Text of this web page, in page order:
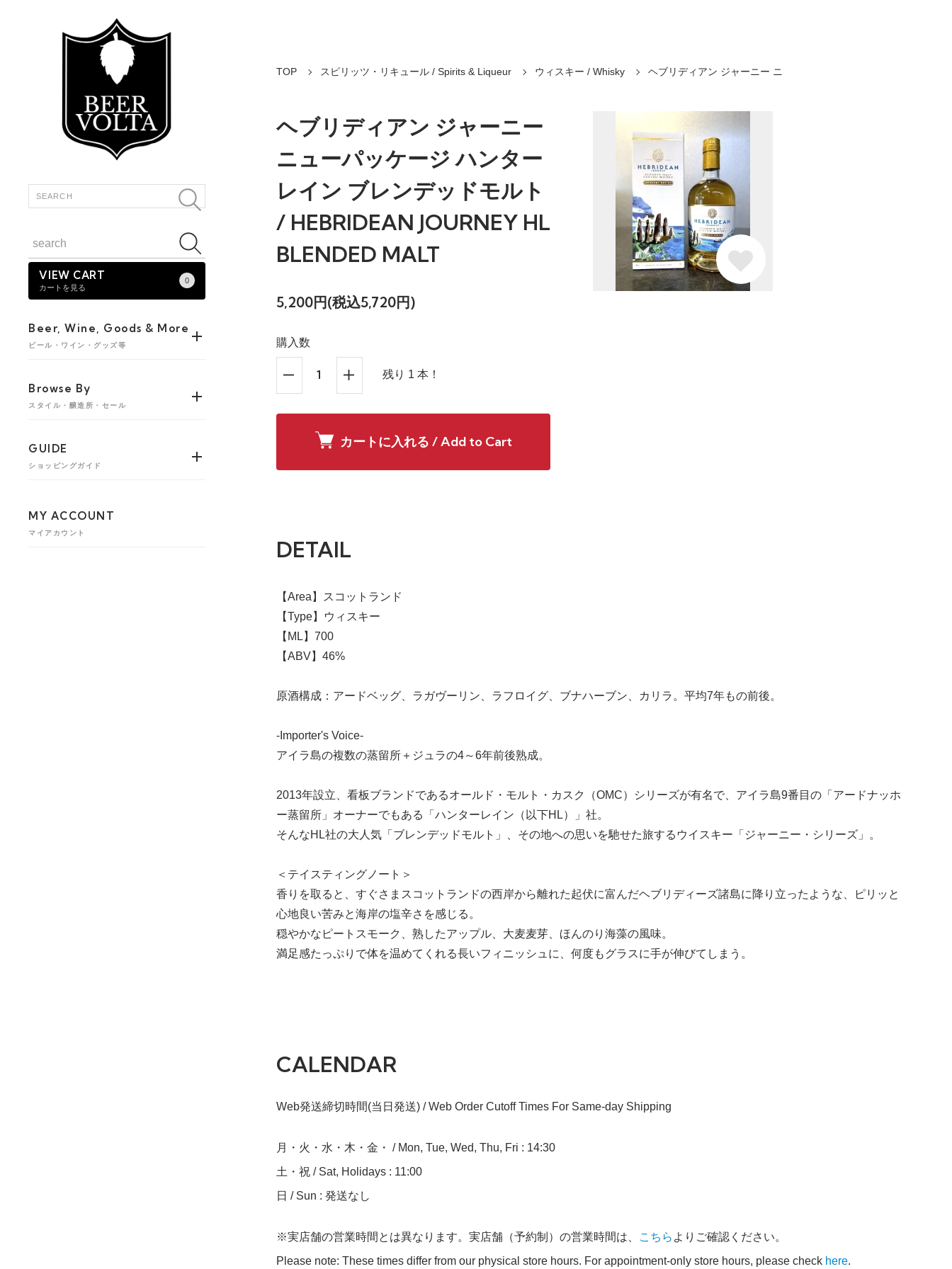
VIEW CART
カートを見る
0
Beer, Wine, Goods & More
ビール・ワイン・グッズ等
Browse By
スタイル・醸造所・セール
GUIDE
ショッピングガイド
MY ACCOUNT
マイアカウント
TOP スピリッツ・リキュール / Spirits & Liqueur ウィスキー / Whisky ヘブリディアン ジャーニー ニ
ヘブリディアン ジャーニー
ニューパッケージ ハンター
レイン ブレンデッドモルト
/ HEBRIDEAN JOURNEY HL
BLENDED MALT
5,200円(税込5,720円)
購入数
残り 1 本！
カートに入れる / Add to Cart
DETAIL
【Area】スコットランド
【Type】ウィスキー
【ML】700
【ABV】46%
原酒構成：アードベッグ、ラガヴーリン、ラフロイグ、ブナハーブン、カリラ。平均7年もの前後。
-Importer's Voice-
アイラ島の複数の蒸留所＋ジュラの4～6年前後熟成。
2013年設立、看板ブランドであるオールド・モルト・カスク（OMC）シリーズが有名で、アイラ島9番目の「アードナッホ
ー蒸留所」オーナーでもある「ハンターレイン（以下HL）」社。
そんなHL社の大人気「ブレンデッドモルト」、その地への思いを馳せた旅するウイスキー「ジャーニー・シリーズ」。
＜テイスティングノート＞
香りを取ると、すぐさまスコットランドの西岸から離れた起伏に富んだヘブリディーズ諸島に降り立ったような、ピリッと
心地良い苦みと海岸の塩辛さを感じる。
穏やかなピートスモーク、熟したアップル、大麦麦芽、ほんのり海藻の風味。
満足感たっぷりで体を温めてくれる長いフィニッシュに、何度もグラスに手が伸びてしまう。
CALENDAR
Web発送締切時間(当日発送) / Web Order Cutoff Times For Same-day Shipping
月・火・水・木・金・ / Mon, Tue, Wed, Thu, Fri : 14:30
土・祝 / Sat, Holidays : 11:00
日 / Sun : 発送なし
※実店舗の営業時間とは異なります。実店舗（予約制）の営業時間は、 こちら よりご確認ください。
Please note: These times differ from our physical store hours. For appointment-only store hours, please check here.